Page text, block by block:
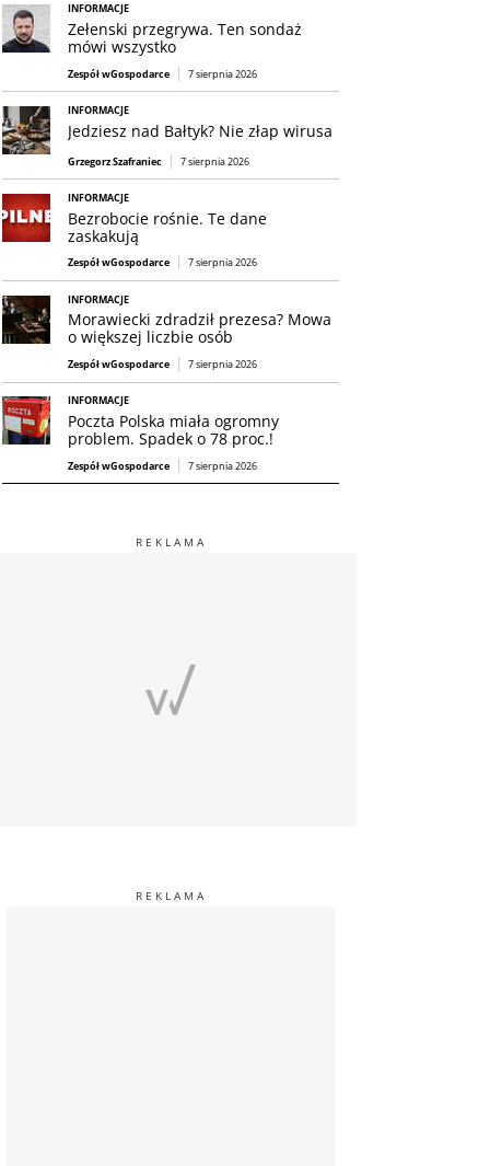
INFORMACJE
Zełenski przegrywa. Ten sondaż
mówi wszystko
Zespół wGospodarce 7 sierpnia 2026
INFORMACJE
Jedziesz nad Bałtyk? Nie złap wirusa
Grzegorz Szafraniec 7 sierpnia 2026
INFORMACJE
Bezrobocie rośnie. Te dane
zaskakują
Zespół wGospodarce 7 sierpnia 2026
INFORMACJE
Morawiecki zdradził prezesa? Mowa
o większej liczbie osób
Zespół wGospodarce 7 sierpnia 2026
INFORMACJE
Poczta Polska miała ogromny
problem. Spadek o 78 proc.!
Zespół wGospodarce 7 sierpnia 2026